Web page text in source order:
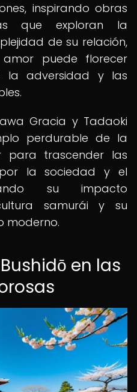
inspirando obras
que exploran la
de su relación,
puede florecer
la adversidad y las
Gracia y Tadaoki
perdurable de la
trascender las
la sociedad y el
su impacto
samurái y su
moderno.
en las